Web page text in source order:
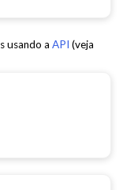
usando a API (veja